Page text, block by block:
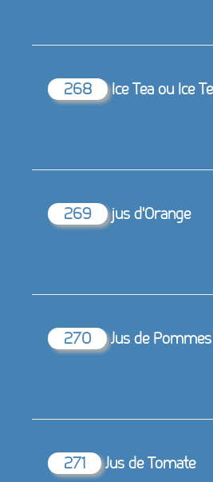
268
Ice Tea ou Ice
269
jus d'Orange
270
Jus de Pommes
271 Jus de Tomate